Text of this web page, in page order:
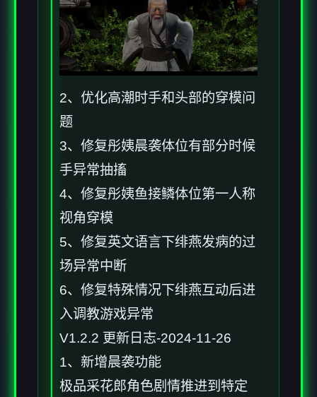
2、优化高潮时手和头部的穿模问
题
3、修复彤姨晨袭体位有部分时候
手异常抽搐
4、修复彤姨鱼接鳞体位第一人称
视角穿模
5、修复英文语言下绯燕发病的过
场异常中断
6、修复特殊情况下绯燕互动后进
入调教游戏异常
V1.2.2 更新日志-2024-11-26
1、新增晨袭功能
极品采花郎角色剧情推进到特定